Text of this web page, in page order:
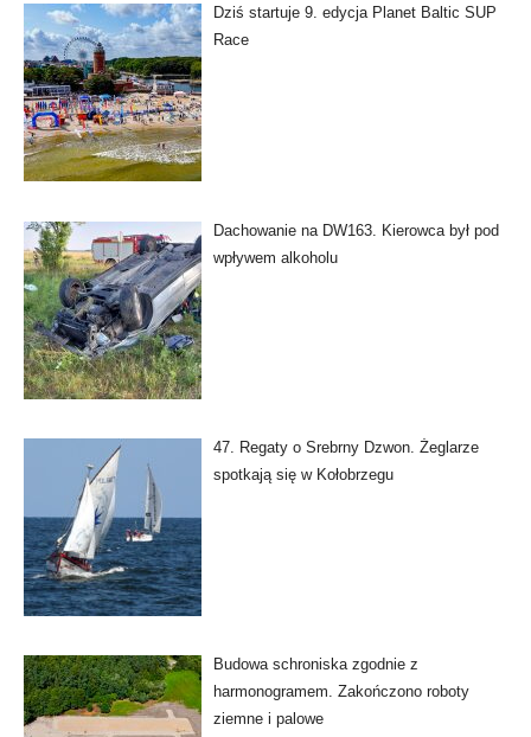
Dziś startuje 9. edycja Planet Baltic SUP
Race
Dachowanie na DW163. Kierowca był pod
wpływem alkoholu
47. Regaty o Srebrny Dzwon. Żeglarze
spotkają się w Kołobrzegu
Budowa schroniska zgodnie z
harmonogramem. Zakończono roboty
ziemne i palowe